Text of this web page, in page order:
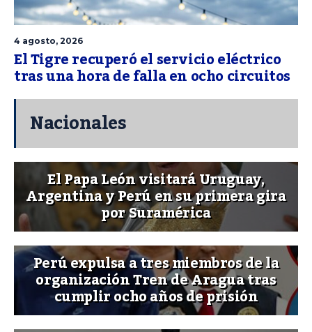
4 agosto, 2026
El Tigre recuperó el servicio eléctrico
tras una hora de falla en ocho circuitos
Nacionales
El Papa León visitará Uruguay,
Argentina y Perú en su primera gira
por Suramérica
Perú expulsa a tres miembros de la
organización Tren de Aragua tras
cumplir ocho años de prisión